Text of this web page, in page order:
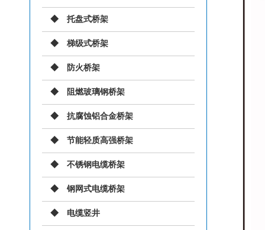
托盘式桥架
梯级式桥架
防火桥架
阻燃玻璃钢桥架
抗腐蚀铝合金桥架
节能轻质高强桥架
不锈钢电缆桥架
钢网式电缆桥架
电缆竖井